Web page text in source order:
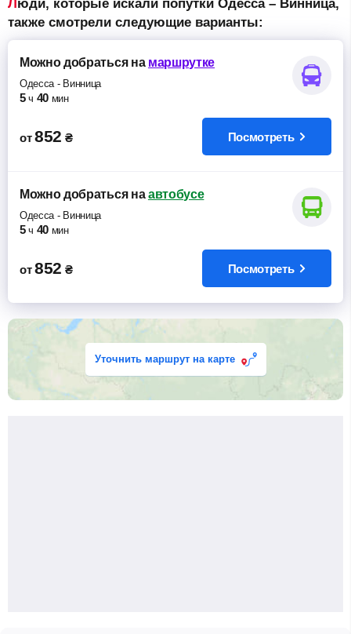
Люди, которые искали попутки Одесса – Винница,
также смотрели следующие варианты:
Можно добратьсяна маршрутке
Одесса- Винница
5 ч 40 мин
от 852 ₴ Посмотреть
Можно добратьсяна автобусе
Одесса- Винница
5 ч 40 мин
от 852 ₴ Посмотреть
Уточнить маршрут на карте